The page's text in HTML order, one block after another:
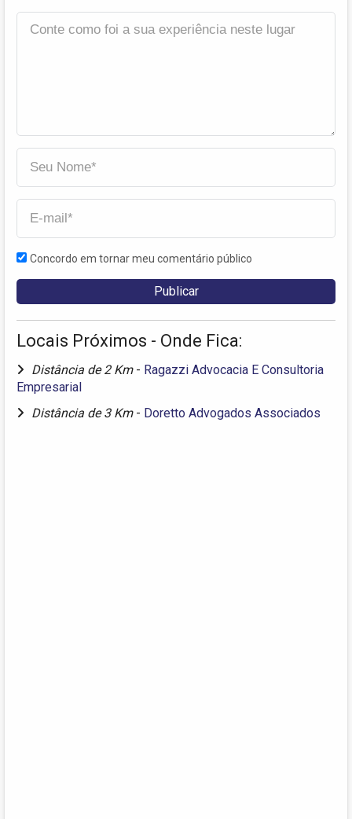
Concordo em tornar meu comentário público
Locais Próximos - Onde Fica:
Distância de 2 Km - Ragazzi Advocacia E Consultoria
Empresarial
Distância de 3 Km - Doretto Advogados Associados